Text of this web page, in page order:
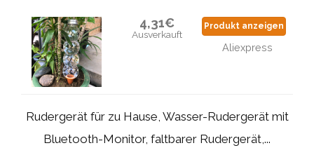
4,31€
Ausverkauft
Produkt anzeigen
Aliexpress
Rudergerät für zu Hause, Wasser-Rudergerät mit
Bluetooth-Monitor, faltbarer Rudergerät,...